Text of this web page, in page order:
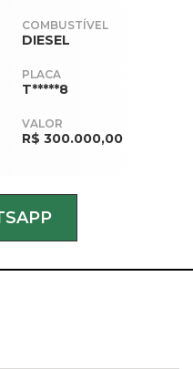
COMBUSTÍVEL
DIESEL
PLACA
T*****8
VALOR
R$ 300.000,00